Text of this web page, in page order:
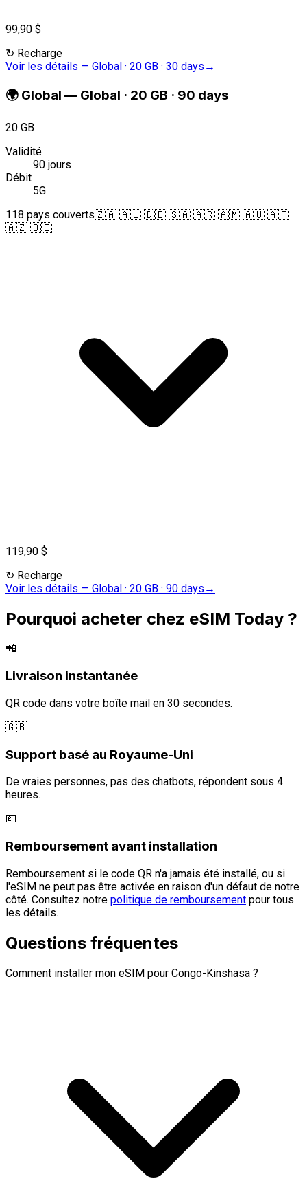
99,90 $
↻ Recharge
Voir les détails — Global · 20 GB · 30 days →
🌍 Global — Global · 20 GB · 90 days
20 GB
Validité
90 jours
Débit
5G
118 pays couverts🇿🇦 🇦🇱 🇩🇪 🇸🇦 🇦🇷 🇦🇲 🇦🇺 🇦🇹
🇦🇿 🇧🇪
119,90 $
↻ Recharge
Voir les détails — Global · 20 GB · 90 days →
Pourquoi acheter chez eSIM Today ?
📲
Livraison instantanée
QR code dans votre boîte mail en 30 secondes.
🇬🇧
Support basé au Royaume-Uni
De vraies personnes, pas des chatbots, répondent sous 4
heures.
💷
Remboursement avant installation
Remboursement si le code QR n'a jamais été installé, ou si
l'eSIM ne peut pas être activée en raison d'un défaut de notre
côté. Consultez notre politique de remboursement pour tous
les détails.
Questions fréquentes
Comment installer mon eSIM pour Congo-Kinshasa ?